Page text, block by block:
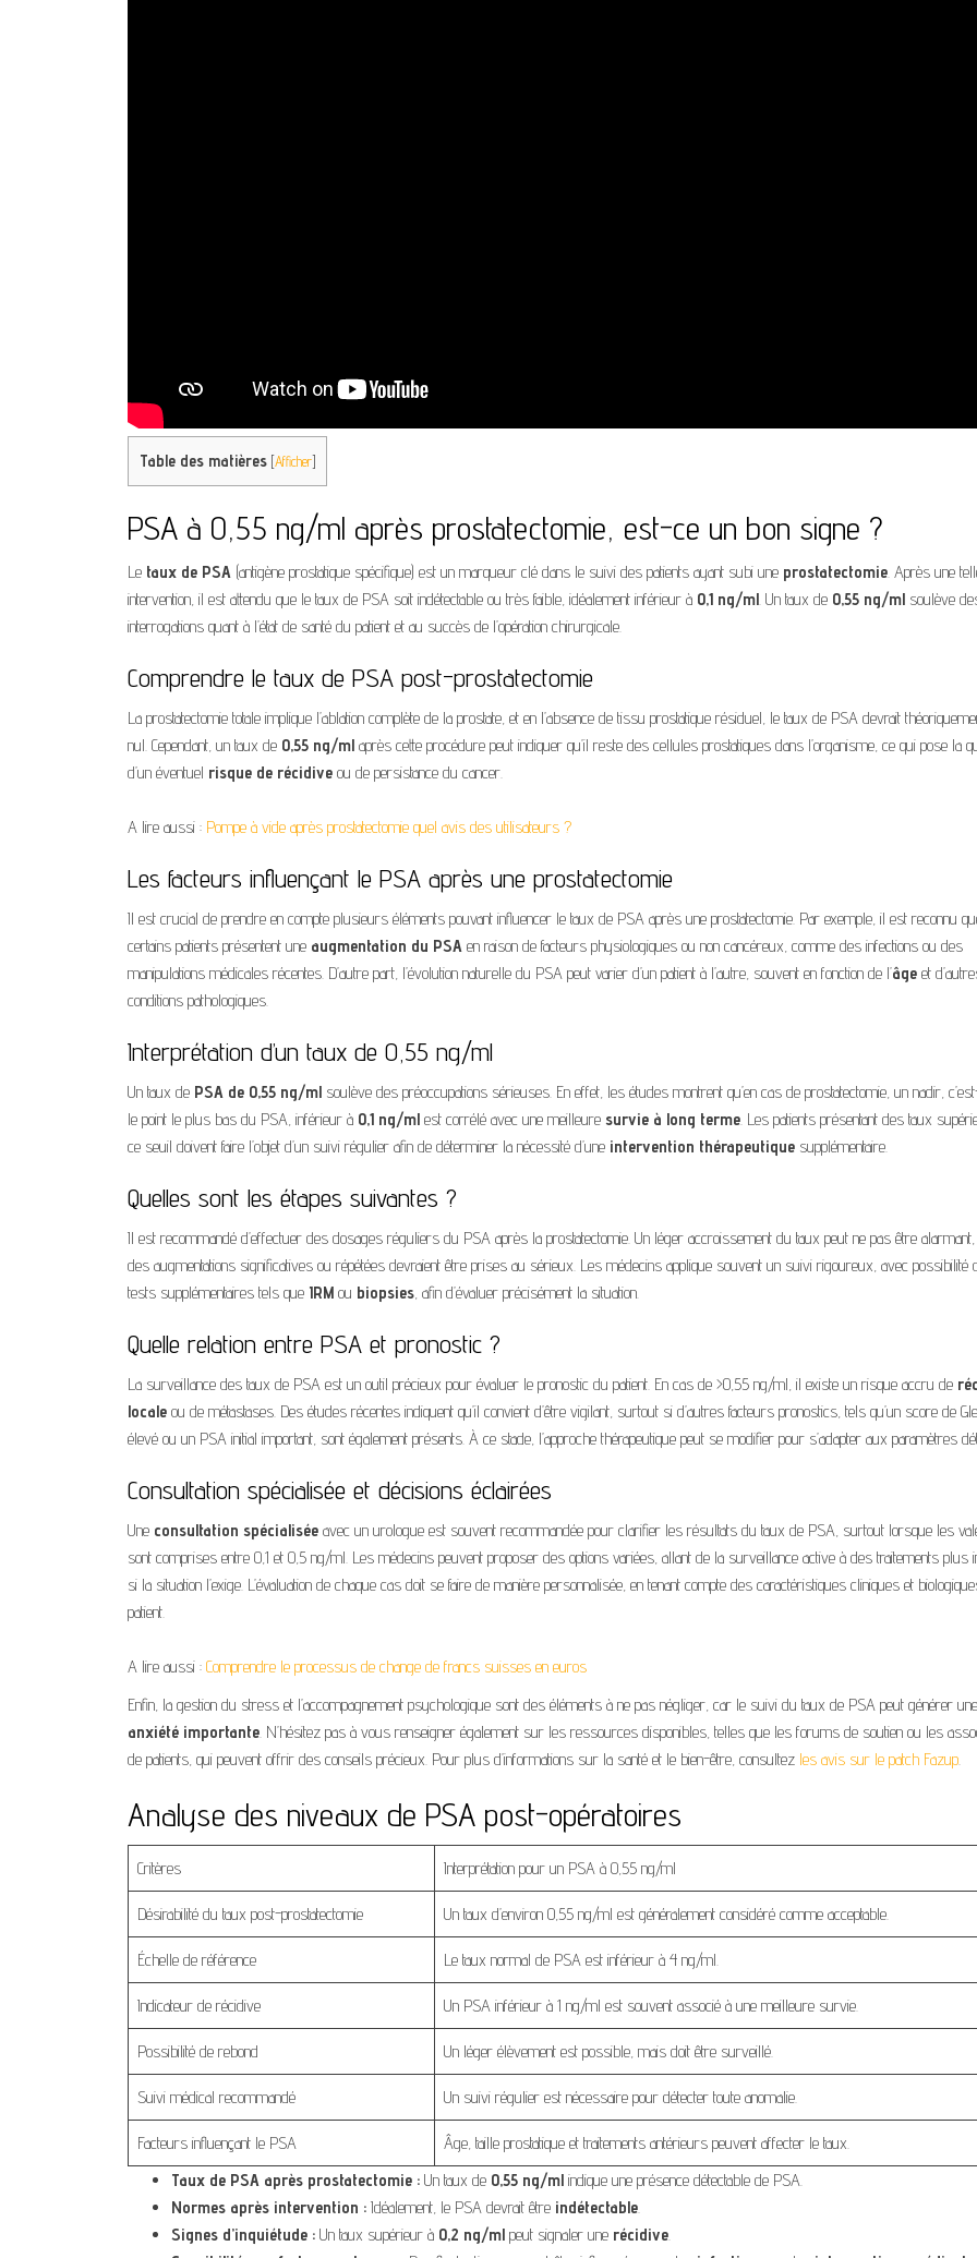
Table des matières [Afficher]
PSA à 0,55 ng/ml après prostatectomie, est-ce un bon signe ?
Le taux de PSA (antigène prostatique spécifique) est un marqueur clé dans le suivi des patients ayant subi une prostatectomie . Après une
intervention, il est attendu que le taux de PSA soit indétectable ou très faible, idéalement inférieur à 0,1 ng/ml . Un taux de 0,55 ng/ml soulève
interrogations quant à l’état de santé du patient et au succès de l’opération chirurgicale.
Comprendre le taux de PSA post-prostatectomie
La prostatectomie totale implique l’ablation complète de la prostate, et en l’absence de tissu prostatique résiduel, le taux de PSA devrait
nul. Cependant, un taux de 0,55 ng/ml après cette procédure peut indiquer qu’il reste des cellules prostatiques dans l’organisme, ce qui pose la
d’un éventuel risque de récidive ou de persistance du cancer.
A lire aussi : Pompe à vide après prostatectomie quel avis des utilisateurs ?
Les facteurs influençant le PSA après une prostatectomie
Il est crucial de prendre en compte plusieurs éléments pouvant influencer le taux de PSA après une prostatectomie. Par exemple, il est reconnu
certains patients présentent une augmentation du PSA en raison de facteurs physiologiques ou non cancéreux, comme des infections ou des
manipulations médicales récentes. D’autre part, l’évolution naturelle du PSA peut varier d’un patient à l’autre, souvent en fonction de l’âge et
conditions pathologiques.
Interprétation d’un taux de 0,55 ng/ml
Un taux de PSA de 0,55 ng/ml soulève des préoccupations sérieuses. En effet, les études montrent qu’en cas de prostatectomie, un nadir,
le point le plus bas du PSA, inférieur à 0,1 ng/ml est corrélé avec une meilleure survie à long terme . Les patients présentant des taux
ce seuil doivent faire l’objet d’un suivi régulier afin de déterminer la nécessité d’une intervention thérapeutique supplémentaire.
Quelles sont les étapes suivantes ?
Il est recommandé d’effectuer des dosages réguliers du PSA après la prostatectomie. Un léger accroissement du taux peut ne pas être
des augmentations significatives ou répétées devraient être prises au sérieux. Les médecins applique souvent un suivi rigoureux, avec possibilité
tests supplémentaires tels que IRM ou biopsies , afin d’évaluer précisément la situation.
Quelle relation entre PSA et pronostic ?
La surveillance des taux de PSA est un outil précieux pour évaluer le pronostic du patient. En cas de >0,55 ng/ml, il existe un risque accru de
locale ou de métastases. Des études récentes indiquent qu’il convient d’être vigilant, surtout si d’autres facteurs pronostics, tels qu’un score de
élevé ou un PSA initial important, sont également présents. À ce stade, l’approche thérapeutique peut se modifier pour s’adapter aux paramètres
Consultation spécialisée et décisions éclairées
Une consultation spécialisée avec un urologue est souvent recommandée pour clarifier les résultats du taux de PSA, surtout lorsque les
sont comprises entre 0,1 et 0,5 ng/ml. Les médecins peuvent proposer des options variées, allant de la surveillance active à des traitements plus
si la situation l’exige. L’évaluation de chaque cas doit se faire de manière personnalisée, en tenant compte des caractéristiques cliniques et
patient.
A lire aussi : Comprendre le processus de change de francs suisses en euros
Enfin, la gestion du stress et l’accompagnement psychologique sont des éléments à ne pas négliger, car le suivi du taux de PSA peut générer une
anxiété importante . N’hésitez pas à vous renseigner également sur les ressources disponibles, telles que les forums de soutien ou les
de patients, qui peuvent offrir des conseils précieux. Pour plus d’informations sur la santé et le bien-être, consultez les avis sur le patch Fazup
Analyse des niveaux de PSA post-opératoires
Critères Interprétation pour un PSA à 0,55 ng/ml
Désirabilité du taux post-prostatectomie Un taux d’environ 0,55 ng/ml est généralement considéré comme acceptable.
Échelle de référence Le taux normal de PSA est inférieur à 4 ng/ml.
Indicateur de récidive Un PSA inférieur à 1 ng/ml est souvent associé à une meilleure survie.
Possibilité de rebond Un léger élèvement est possible, mais doit être surveillé.
Suivi médical recommandé Un suivi régulier est nécessaire pour détecter toute anomalie.
Facteurs influençant le PSA
Âge, taille prostatique et traitements antérieurs peuvent affecter le taux.
Taux de PSA après prostatectomie : Un taux de 0,55 ng/ml indique une présence détectable de PSA.
Normes après intervention : Idéalement, le PSA devrait être indétectable
Signes d’inquiétude : Un taux supérieur à 0,2 ng/ml peut signaler une récidive